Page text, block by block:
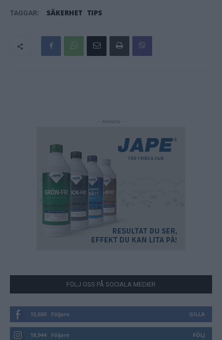
TAGGAR: SÄKERHET TIPS
- Annons -
FÖLJ OSS PÅ SOCIALA MEDIER
15,650 Följare GILLA
18,944 Följare FÖLJ